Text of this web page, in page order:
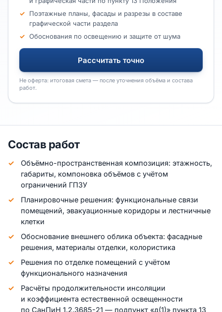
Поэтажные планы, фасады и разрезы в составе
графической части раздела
Обоснования по освещению и защите от шума
Рассчитать точно
Не оферта: итоговая смета — после уточнения объёма и состава
работ.
Состав работ
Объёмно-пространственная композиция: этажность,
габариты, компоновка объёмов с учётом
ограничений ГПЗУ
Планировочные решения: функциональные связи
помещений, эвакуационные коридоры и лестничные
клетки
Обоснование внешнего облика объекта: фасадные
решения, материалы отделки, колористика
Решения по отделке помещений с учётом
функционального назначения
Расчёты продолжительности инсоляции
и коэффициента естественной освещенности
по СанПиН 1.2.3685-21 — подпункт «д(1)» пункта 13